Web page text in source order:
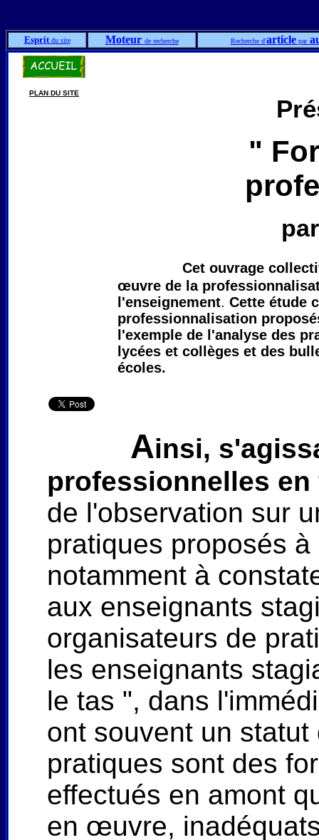
Espritdu site Moteur de recherche Recherche d'article par
PLAN DU SITE
"
Cet ouvrage
œuvre de la
l'enseignement. Cette étude
professionnalisation
l'exemple de l'analyse des
lycées et collèges et des
écoles.
Ainsi,
professionnelles
de l'observation sur
pratiques proposés
notamment à
aux enseignants
organisateurs de
les enseignants
le tas ", dans
ont souvent un
pratiques sont des
effectués en amont
en œuvre,